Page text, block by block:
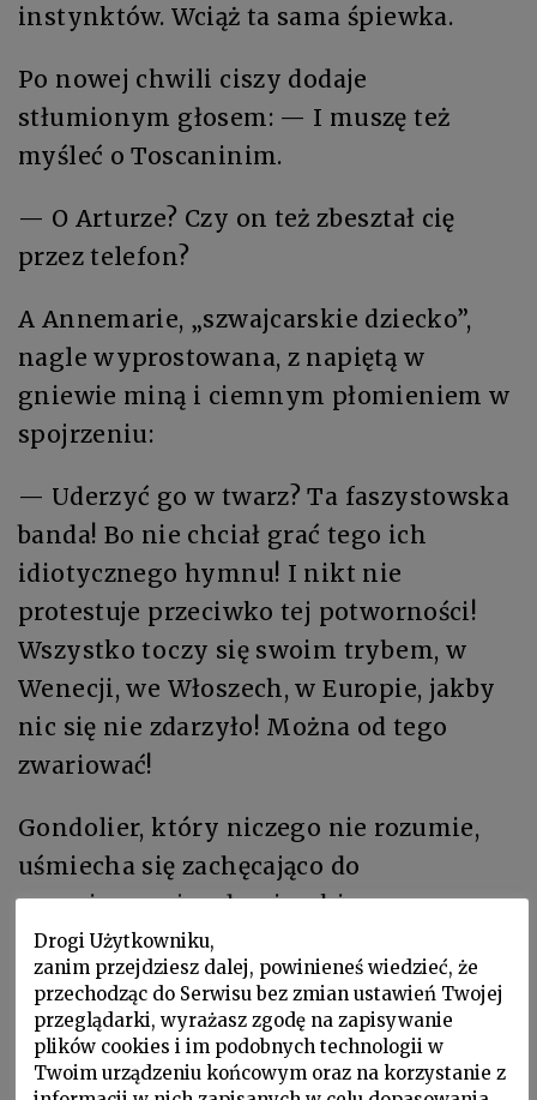
instynktów. Wciąż ta sama śpiewka.
Po nowej chwili ciszy dodaje
stłumionym głosem: — I muszę też
myśleć o Toscaninim.
— O Arturze? Czy on też zbeształ cię
przez telefon?
A Annemarie, „szwajcarskie dziecko”,
nagle wyprostowana, z napiętą w
gniewie miną i ciemnym płomieniem w
spojrzeniu:
— Uderzyć go w twarz? Ta faszystowska
banda! Bo nie chciał grać tego ich
idiotycznego hymnu! I nikt nie
protestuje przeciwko tej potworności!
Wszystko toczy się swoim trybem, w
Wenecji, we Włoszech, w Europie, jakby
nic się nie zdarzyło! Można od tego
zwariować!
Gondolier, który niczego nie rozumie,
uśmiecha się zachęcająco do
rozgniewanej cudzoziemki.
Najwyraźniejsignorina
całkiem dobrze. Jeśli się do niej
uśmiechnie,signorinauspokoi się i da
lepszy napiwek. Alesignorinanie
Drogi Użytkowniku,
zanim przejdziesz dalej, powinieneś wiedzieć, że
przechodząc do Serwisu bez zmian ustawień Twojej
przeglądarki, wyrażasz zgodę na zapisywanie
plików cookies i im podobnych technologii w
Twoim urządzeniu końcowym oraz na korzystanie z